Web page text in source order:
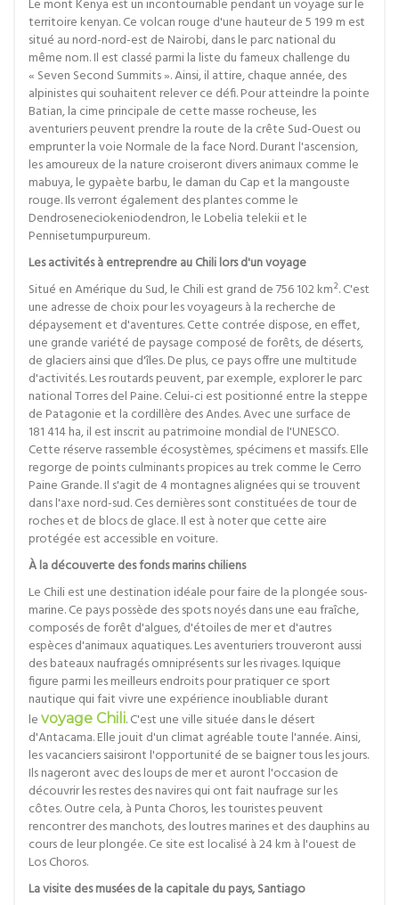
Le mont Kenya est un incontournable pendant un voyage sur le
territoire kenyan. Ce volcan rouge d'une hauteur de 5 199 m est
situé au nord-nord-est de Nairobi, dans le parc national du
même nom. Il est classé parmi la liste du fameux challenge du
« Seven Second Summits ». Ainsi, il attire, chaque année, des
alpinistes qui souhaitent relever ce défi. Pour atteindre la pointe
Batian, la cime principale de cette masse rocheuse, les
aventuriers peuvent prendre la route de la crête Sud-Ouest ou
emprunter la voie Normale de la face Nord. Durant l'ascension,
les amoureux de la nature croiseront divers animaux comme le
mabuya, le gypaète barbu, le daman du Cap et la mangouste
rouge. Ils verront également des plantes comme le
Dendroseneciokeniodendron, le Lobelia telekii et le
Pennisetumpurpureum.
Les activités à entreprendre au Chili lors d'un voyage
Situé en Amérique du Sud, le Chili est grand de 756 102 km². C'est
une adresse de choix pour les voyageurs à la recherche de
dépaysement et d'aventures. Cette contrée dispose, en effet,
une grande variété de paysage composé de forêts, de déserts,
de glaciers ainsi que d'îles. De plus, ce pays offre une multitude
d'activités. Les routards peuvent, par exemple, explorer le parc
national Torres del Paine. Celui-ci est positionné entre la steppe
de Patagonie et la cordillère des Andes. Avec une surface de
181 414 ha, il est inscrit au patrimoine mondial de l'UNESCO.
Cette réserve rassemble écosystèmes, spécimens et massifs. Elle
regorge de points culminants propices au trek comme le Cerro
Paine Grande. Il s'agit de 4 montagnes alignées qui se trouvent
dans l'axe nord-sud. Ces dernières sont constituées de tour de
roches et de blocs de glace. Il est à noter que cette aire
protégée est accessible en voiture.
À la découverte des fonds marins chiliens
Le Chili est une destination idéale pour faire de la plongée sous-
marine. Ce pays possède des spots noyés dans une eau fraîche,
composés de forêt d'algues, d'étoiles de mer et d'autres
espèces d'animaux aquatiques. Les aventuriers trouveront aussi
des bateaux naufragés omniprésents sur les rivages. Iquique
figure parmi les meilleurs endroits pour pratiquer ce sport
nautique qui fait vivre une expérience inoubliable durant
le voyage Chili. C'est une ville située dans le désert
d'Antacama. Elle jouit d'un climat agréable toute l'année. Ainsi,
les vacanciers saisiront l'opportunité de se baigner tous les jours.
Ils nageront avec des loups de mer et auront l'occasion de
découvrir les restes des navires qui ont fait naufrage sur les
côtes. Outre cela, à Punta Choros, les touristes peuvent
rencontrer des manchots, des loutres marines et des dauphins au
cours de leur plongée. Ce site est localisé à 24 km à l'ouest de
Los Choros.
La visite des musées de la capitale du pays, Santiago